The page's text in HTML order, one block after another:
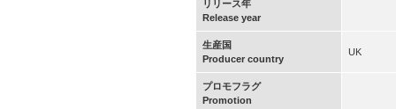
リリース年
Release year
生産国
Producer country
UK
プロモフラグ
Promotion